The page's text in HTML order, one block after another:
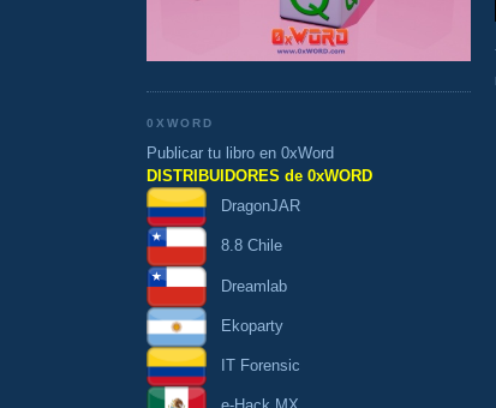
0XWORD
Publicar tu libro en 0xWord
DISTRIBUIDORES de 0xWORD
DragonJAR
8.8 Chile
Dreamlab
Ekoparty
IT Forensic